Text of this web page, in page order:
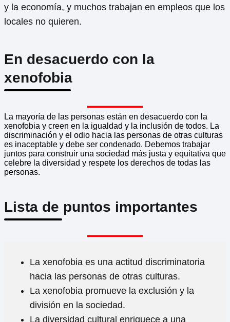
y la economía, y muchos trabajan en empleos que los
locales no quieren.
En desacuerdo con la
xenofobia
La mayoría de las personas están en desacuerdo con la
xenofobia y creen en la igualdad y la inclusión de todos. La
discriminación y el odio hacia las personas de otras culturas
es inaceptable y debe ser condenado. Debemos trabajar
juntos para construir una sociedad más justa y equitativa que
celebre la diversidad y respete los derechos de todas las
personas.
Lista de puntos importantes
La xenofobia es una actitud discriminatoria
hacia las personas de otras culturas.
La xenofobia promueve la exclusión y la
división en la sociedad.
La diversidad cultural enriquece a una